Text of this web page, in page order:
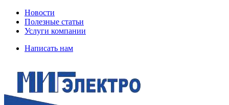
Новости
Полезные статьи
Услуги компании
Написать нам